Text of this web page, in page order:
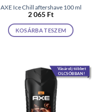
AXE Ice Chill aftershave 100 ml
2 065 Ft
KOSÁRBA TESZEM
Vásárolj többet
OLCSÓBBAN!